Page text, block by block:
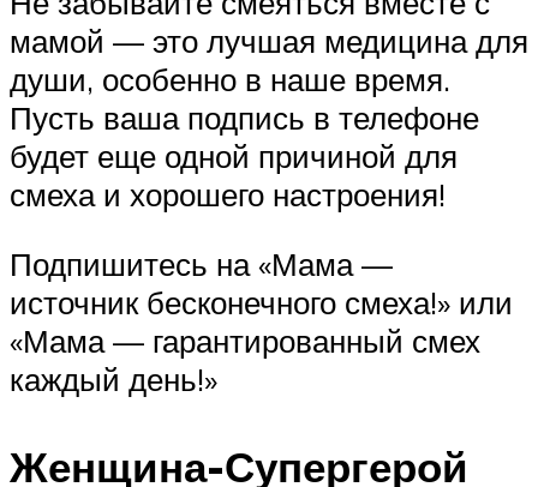
мамой — это лучшая медицина для
души, особенно в наше время.
Пусть ваша подпись в телефоне
будет еще одной причиной для
смеха и хорошего настроения!
Подпишитесь на «Мама —
источник бесконечного смеха!» или
«Мама — гарантированный смех
каждый день!»
Женщина-Супергерой